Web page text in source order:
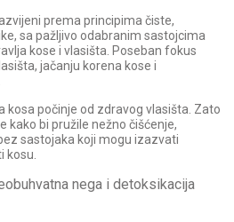
prema principima čiste,
sa pažljivo odabranim sastojcima
kose i vlasišta. Poseban fokus
jačanju korena kose i
kosa počinje od zdravog vlasišta. Zato
kako bi pružile nežno čišćenje,
sastojaka koji mogu izazvati
kosu.
nega i detoksikacija